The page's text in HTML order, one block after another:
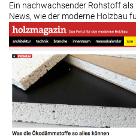
Ein nachwachsender Rohstoff
News, wie der moderne Holzbau